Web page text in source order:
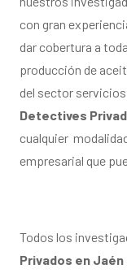
con gran
dar cobertura a
producción de
del sector
Detectives
cualquier
empresarial que
Todos los
Privados en Jaén